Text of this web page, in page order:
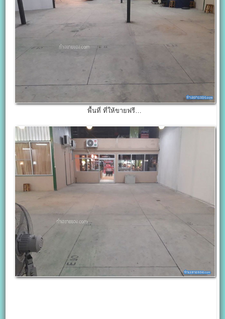
พื้นที่ ที่ให้ขายฟรี…